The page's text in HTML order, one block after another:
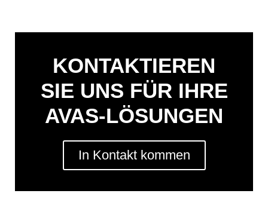
KONTAKTIEREN
SIE UNS FÜR IHRE
AVAS-LÖSUNGEN
In Kontakt kommen